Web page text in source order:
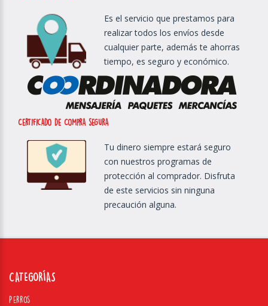
Es el servicio que prestamos para
realizar todos los envíos desde
cualquier parte, además te ahorras
tiempo, es seguro y económico.
Certificado de Compra segura
Tu dinero siempre estará seguro
con nuestros programas de
protección al comprador. Disfruta
de este servicios sin ninguna
precaución alguna.
CATEGORÍAS
Perros